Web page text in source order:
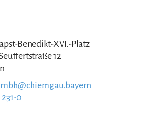
Benedikt-XVI.-Platz
12
231-0